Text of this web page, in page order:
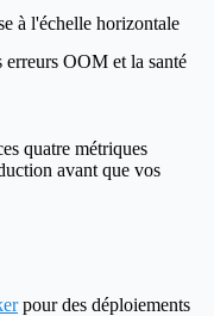
à l'échelle horizontale
OOM et la santé
quatre métriques
avant que vos
pour des déploiements